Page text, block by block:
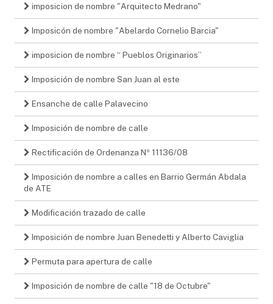
imposicion de nombre "Arquitecto Medrano"
Imposicón de nombre "Abelardo Cornelio Barcia"
imposicion de nombre “ Pueblos Originarios”
Imposición de nombre San Juan al este
Ensanche de calle Palavecino
Imposición de nombre de calle
Rectificación de Ordenanza Nº 11136/08
Imposición de nombre a calles en Barrio Germán Abdala
de ATE
Modificación trazado de calle
Imposición de nombre Juan Benedetti y Alberto Caviglia
Permuta para apertura de calle
Imposición de nombre de calle "18 de Octubre"